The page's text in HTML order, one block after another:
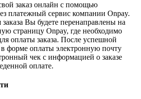
заказ онлайн с помощью
платежный сервис компании Onpay.
Вы будете перенаправлены на
страницу Onpay, где необходимо
оплаты заказа. После успешной
форме оплаты электронную почту
чек с информацией о заказе
оплате.